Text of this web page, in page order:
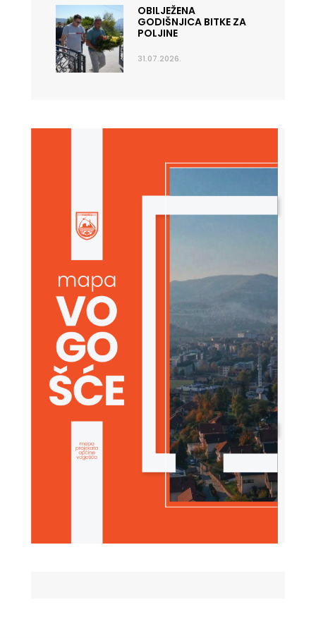
OBILJEŽENA
GODIŠNJICA BITKE ZA
POLJINE
31.07.2026.